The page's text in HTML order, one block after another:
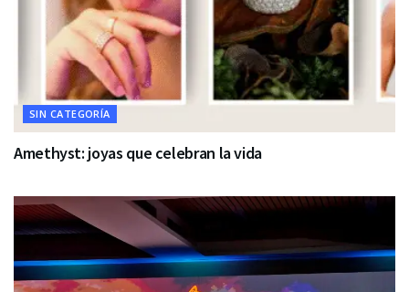
SIN CATEGORÍA
Amethyst: joyas que celebran la vida